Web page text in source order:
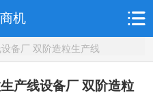
机
备厂 双阶造粒生产线
产线设备厂 双阶造粒